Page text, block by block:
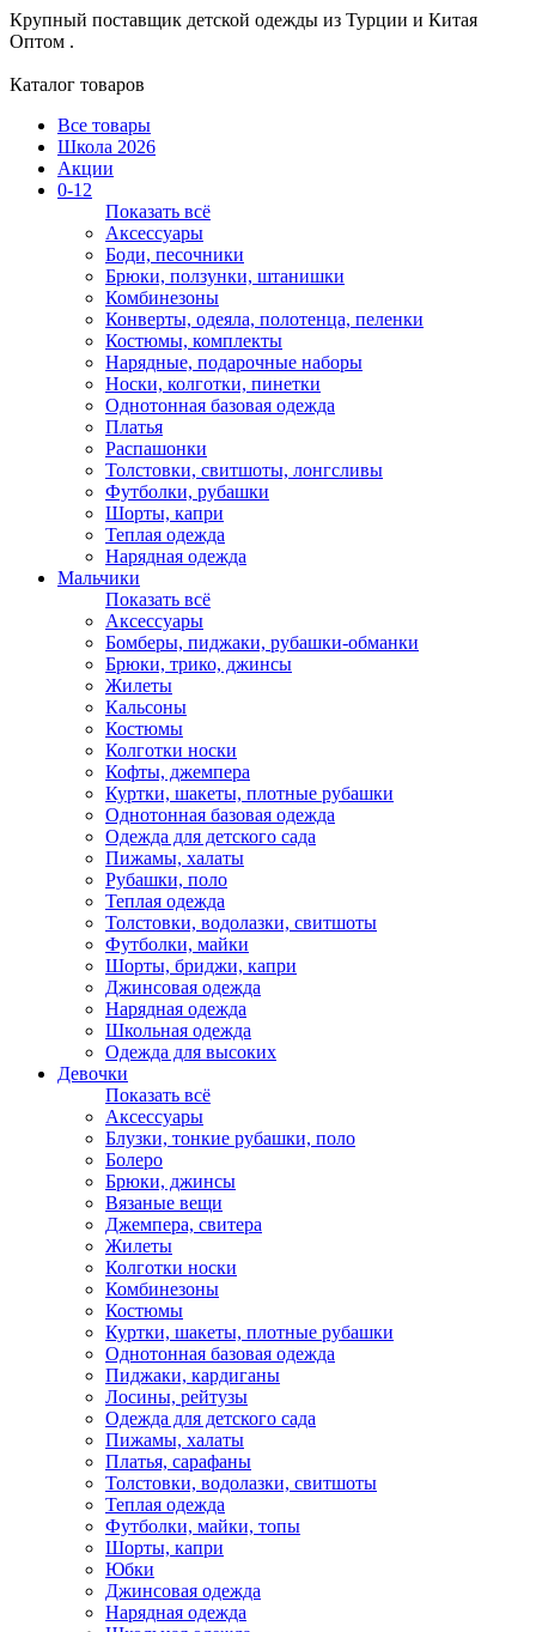
Крупный поставщик детской одежды из Турции и Китая
Оптом .
Каталог товаров
Все товары
Школа 2026
Акции
0-12
Показать всё
Аксессуары
Боди, песочники
Брюки, ползунки, штанишки
Комбинезоны
Конверты, одеяла, полотенца, пеленки
Костюмы, комплекты
Нарядные, подарочные наборы
Носки, колготки, пинетки
Однотонная базовая одежда
Платья
Распашонки
Толстовки, свитшоты, лонгсливы
Футболки, рубашки
Шорты, капри
Теплая одежда
Нарядная одежда
Мальчики
Показать всё
Аксессуары
Бомберы, пиджаки, рубашки-обманки
Брюки, трико, джинсы
Жилеты
Кальсоны
Костюмы
Колготки носки
Кофты, джемпера
Куртки, шакеты, плотные рубашки
Однотонная базовая одежда
Одежда для детского сада
Пижамы, халаты
Рубашки, поло
Теплая одежда
Толстовки, водолазки, свитшоты
Футболки, майки
Шорты, бриджи, капри
Джинсовая одежда
Нарядная одежда
Школьная одежда
Одежда для высоких
Девочки
Показать всё
Аксессуары
Блузки, тонкие рубашки, поло
Болеро
Брюки, джинсы
Вязаные вещи
Джемпера, свитера
Жилеты
Колготки носки
Комбинезоны
Костюмы
Куртки, шакеты, плотные рубашки
Однотонная базовая одежда
Пиджаки, кардиганы
Лосины, рейтузы
Одежда для детского сада
Пижамы, халаты
Платья, сарафаны
Толстовки, водолазки, свитшоты
Теплая одежда
Футболки, майки, топы
Шорты, капри
Юбки
Джинсовая одежда
Нарядная одежда